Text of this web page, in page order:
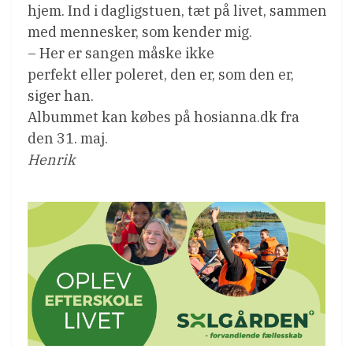
hjem. Ind i dagligstuen, tæt på livet, sammen
med mennesker, som kender mig.
– Her er sangen måske ikke
perfekt eller poleret, den er, som den er,
siger han.
Albummet kan købes på hosianna.dk fra
den 31. maj.
Henrik